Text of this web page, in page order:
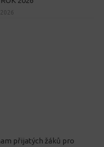
2026
přijatých žáků pro